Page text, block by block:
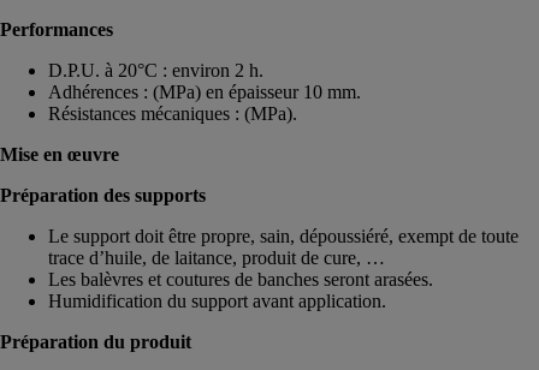
Performances
D.P.U. à 20°C : environ 2 h.
Adhérences : (MPa) en épaisseur 10 mm.
Résistances mécaniques : (MPa).
Mise en œuvre
Préparation des supports
Le support doit être propre, sain, dépoussiéré, exempt de toute
trace d’huile, de laitance, produit de cure, …
Les balèvres et coutures de banches seront arasées.
Humidification du support avant application.
Préparation du produit